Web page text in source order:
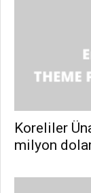
Koreliler
milyon